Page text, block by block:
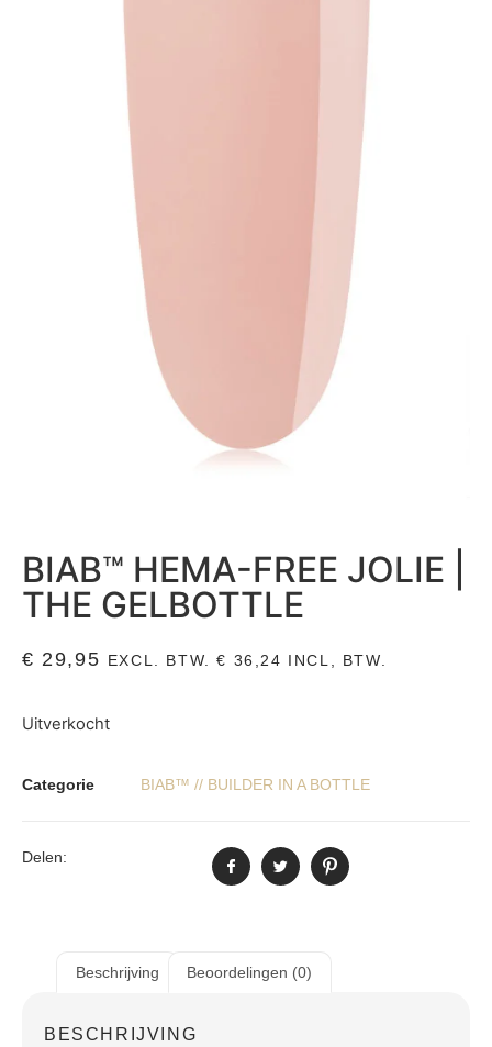
BIAB™ HEMA-FREE JOLIE |
THE GELBOTTLE
€ 29,95 EXCL. BTW.€ 36,24 INCL, BTW.
Uitverkocht
Categorie BIAB™ // BUILDER IN A BOTTLE
Delen:
Beschrijving Beoordelingen (0)
BESCHRIJVING